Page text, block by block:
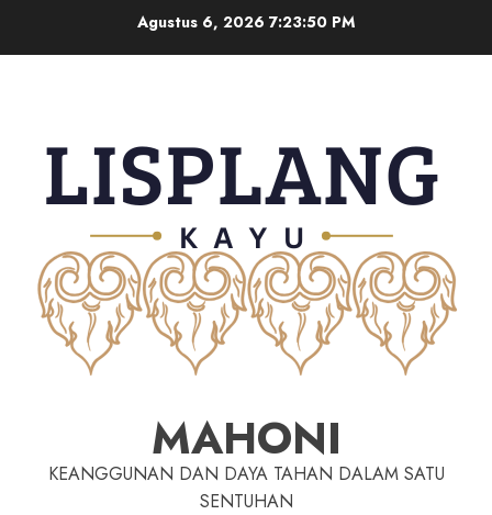
Agustus 6, 20267:23:51 PM
MAHONI
KEANGGUNAN DAN DAYA TAHAN DALAM SATU
SENTUHAN